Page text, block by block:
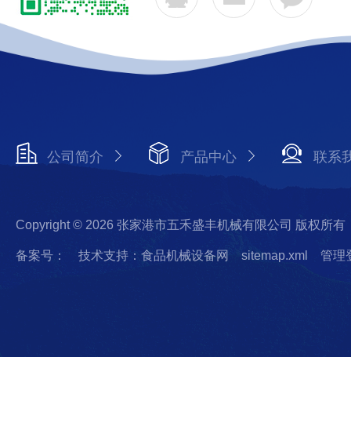
公司简介 产品中心 联系
Copyright © 2026 张家港市五禾盛丰机械有限公司 版权所有
备案号： 技术支持：食品机械设备网 sitemap.xml 管理